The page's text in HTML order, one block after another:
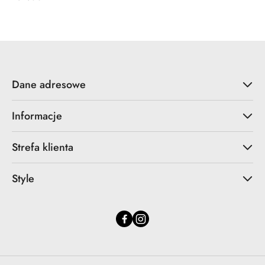
Cena:
Dane adresowe
Informacje
Strefa klienta
Style